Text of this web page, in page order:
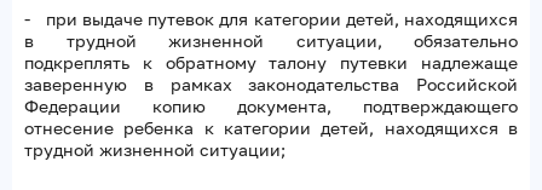
- при выдаче путевок для категории детей, находящихся
в трудной жизненной ситуации, обязательно
подкреплять к обратному талону путевки надлежаще
заверенную в рамках законодательства Российской
Федерации копию документа, подтверждающего
отнесение ребенка к категории детей, находящихся в
трудной жизненной ситуации;